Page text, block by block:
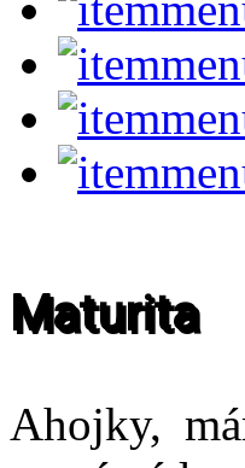
Maturita
Ahojky,